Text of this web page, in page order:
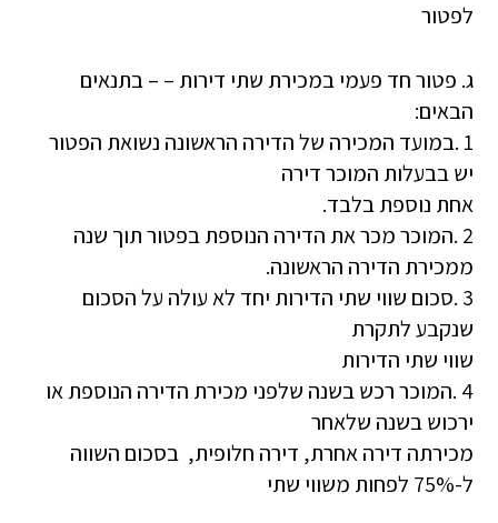
לפטור
ג. פטור חד פעמי במכירת שתי דירות – – בתנאים
הבאים:
1 .במועד המכירה של הדירה הראשונה נשואת הפטור
יש בבעלות המוכר דירה
אחת נוספת בלבד.
2 .המוכר מכר את הדירה הנוספת בפטור תוך שנה
ממכירת הדירה הראשונה.
3 .סכום שווי שתי הדירות יחד לא עולה על הסכום
שנקבע לתקרת
שווי שתי הדירות
4 .המוכר רכש בשנה שלפני מכירת הדירה הנוספת או
ירכוש בשנה שלאחר
מכירתה דירה אחרת, דירה חלופית, בסכום השווה
ל-75% לפחות משווי שתי